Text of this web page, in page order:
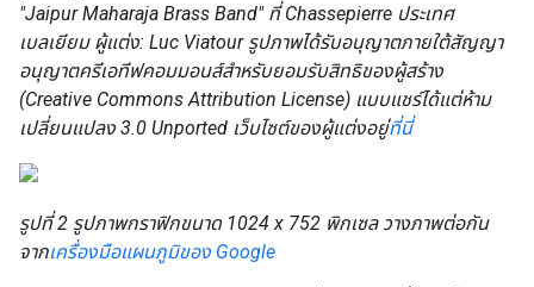
"Jaipur Maharaja Brass Band" ที่ Chassepierre ประเทศ
เบลเยียม ผู้แต่ง: Luc Viatour รูปภาพได้รับอนุญาตภายใต้สัญญา
อนุญาตครีเอทีฟคอมมอนส์สำหรับยอมรับสิทธิของผู้สร้าง
(Creative Commons Attribution License) แบบแชร์ได้แต่ห้าม
เปลี่ยนแปลง 3.0 Unported เว็บไซต์ของผู้แต่งอยู่ที่นี่
รูปที่ 2 รูปภาพกราฟิกขนาด 1024 x 752 พิกเซล วางภาพต่อกัน
จากเครื่องมือแผนภูมิของ Google